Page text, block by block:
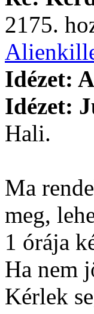
2175.
Idézet:
Idézet:
Hali.
Ma
meg,
1 órája
Ha nem
Kérlek